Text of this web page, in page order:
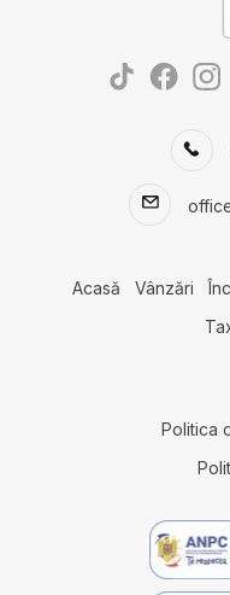
Case de vanzare in Cumpana
Case de vanzare in
Terenuri de vanzare
Terenuri de vanzare in Lazu
Terenuri de vanzare in
Terenuri de vanzare in
Terenuri de vanzare in
Terenuri de vanzare in Fetesti
Spatii comerciale de
Spatii comerciale de vanzare
Acasă Vânzări
Politica